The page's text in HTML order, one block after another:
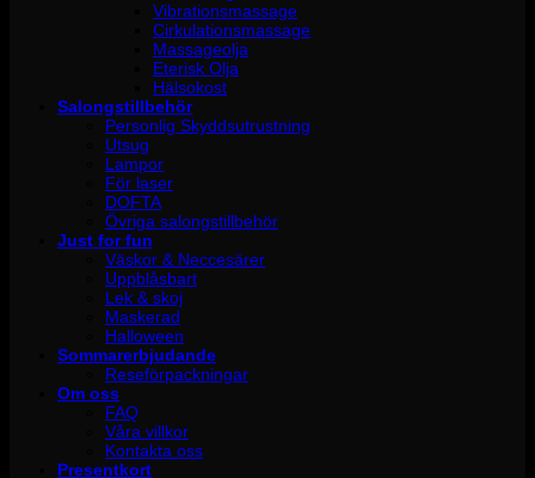
Vibrationsmassage
Cirkulationsmassage
Massageolja
Eterisk Olja
Hälsokost
Salongstillbehör
Personlig Skyddsutrustning
Utsug
Lampor
För laser
DOFTA
Övriga salongstillbehör
Just for fun
Väskor & Neccesärer
Uppblåsbart
Lek & skoj
Maskerad
Halloween
Sommarerbjudande
Reseförpackningar
Om oss
FAQ
Våra villkor
Kontakta oss
Presentkort